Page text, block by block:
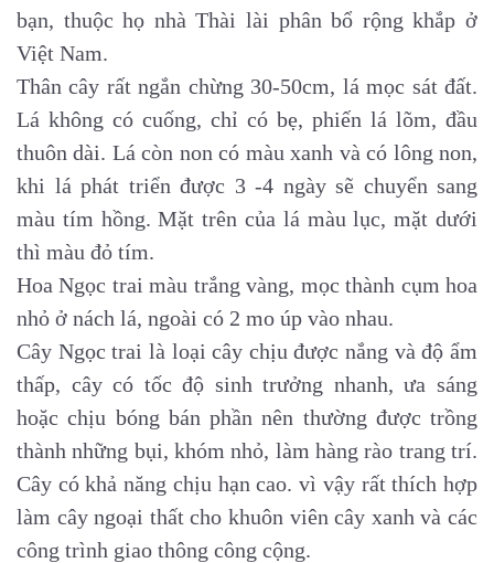
bạn, thuộc họ nhà Thài lài phân bổ rộng khắp ở
Việt Nam.
Thân cây rất ngắn chừng 30-50cm, lá mọc sát đất.
Lá không có cuống, chỉ có bẹ, phiến lá lõm, đầu
thuôn dài. Lá còn non có màu xanh và có lông non,
khi lá phát triển được 3 -4 ngày sẽ chuyển sang
màu tím hồng. Mặt trên của lá màu lục, mặt dưới
thì màu đỏ tím.
Hoa Ngọc trai màu trắng vàng, mọc thành cụm hoa
nhỏ ở nách lá, ngoài có 2 mo úp vào nhau.
Cây Ngọc trai là loại cây chịu được nắng và độ ẩm
thấp, cây có tốc độ sinh trưởng nhanh, ưa sáng
hoặc chịu bóng bán phần nên thường được trồng
thành những bụi, khóm nhỏ, làm hàng rào trang trí.
Cây có khả năng chịu hạn cao. vì vậy rất thích hợp
làm cây ngoại thất cho khuôn viên cây xanh và các
công trình giao thông công cộng.